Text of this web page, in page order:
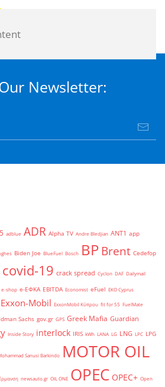
Newsletter:
adblue ADR Alpha TV Andre Bledjian ANT1 app
Biden Joe BlueFuel Bosch BPBrent Cedefop
covid-19 crack spread Cyclon DAF Dailymail
e-shop e-ΕΦΚΑ EBITDA Economist eFuel EKO Cyprus
Exxon-Mobil ExxonMobil Κύπρου fit for 55 FuelMate
Sachs gov.gr GPS Greek Mafia Guardian
Inside Story interlock IRIS kWh LANA LG LNG LPC LPG
Sanusi Barkindo MOTOR OIL
newsauto.gr OIL ONE OPEC OPEC+ Open